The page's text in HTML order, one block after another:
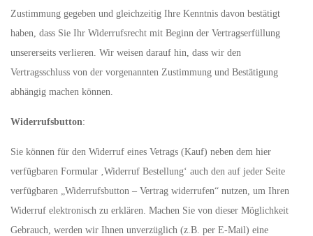
Zustimmung gegeben und gleichzeitig Ihre Kenntnis davon bestätigt
haben, dass Sie Ihr Widerrufsrecht mit Beginn der Vertragserfüllung
unsererseits verlieren. Wir weisen darauf hin, dass wir den
Vertragsschluss von der vorgenannten Zustimmung und Bestätigung
abhängig machen können.
Widerrufsbutton:
Sie können für den Widerruf eines Vetrags (Kauf) neben dem hier
verfügbaren Formular ‚Widerruf Bestellung‘ auch den auf jeder Seite
verfügbaren „Widerrufsbutton – Vertrag widerrufen“ nutzen, um Ihren
Widerruf elektronisch zu erklären. Machen Sie von dieser Möglichkeit
Gebrauch, werden wir Ihnen unverzüglich (z.B. per E-Mail) eine